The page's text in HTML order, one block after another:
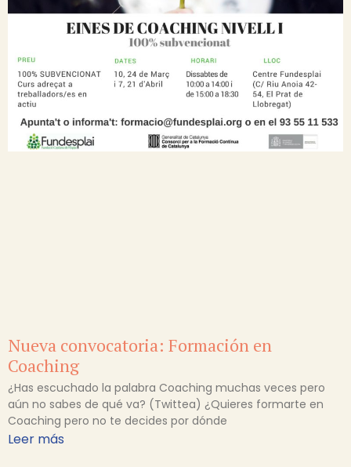
Nueva convocatoria: Formación en
Coaching
¿Has escuchado la palabra Coaching muchas veces pero
aún no sabes de qué va? (Twittea) ¿Quieres formarte en
Coaching pero no te decides por dónde
Leer más